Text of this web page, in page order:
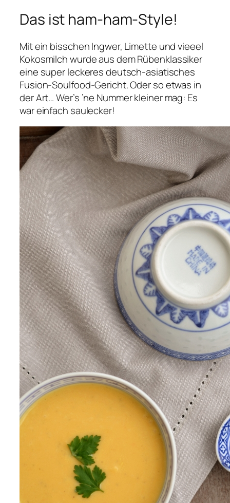
Das ist ham-ham-Style!
Mit ein bisschen Ingwer, Limette und vieeel
Kokosmilch wurde aus dem Rübenklassiker
eine super leckeres deutsch-asiatisches
Fusion-Soulfood-Gericht. Oder so etwas in
der Art… Wer’s ’ne Nummer kleiner mag: Es
war einfach saulecker!